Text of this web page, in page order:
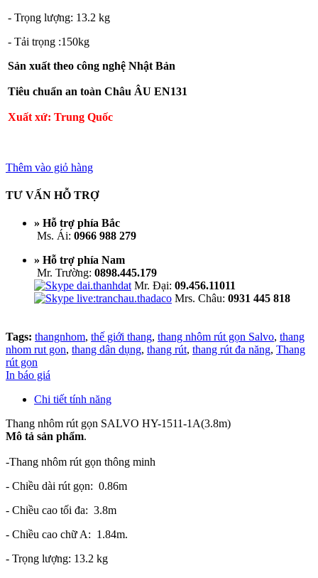
- Trọng lượng: 13.2 kg
- Tải trọng :150kg
Sản xuất theo công nghệ Nhật Bản
Tiêu chuẩn an toàn Châu ÂU EN131
Xuất xứ: Trung Quốc
Thêm vào giỏ hàng
TƯ VẤN HỖ TRỢ
» Hỗ trợ phía Bắc
Ms. Ái: 0966 988 279
» Hỗ trợ phía Nam
Mr. Trường: 0898.445.179
Mr. Đại: 09.456.11011
Mrs. Châu: 0931 445 818
Tags: thangnhom, thế giới thang, thang nhôm rút gọn Salvo, thang
nhom rut gon, thang dân dụng, thang rút, thang rút đa năng, Thang
rút gọn
In báo giá
Chi tiết tính năng
Thang nhôm rút gọn SALVO HY-1511-1A(3.8m)
Mô tả sản phẩm.
-Thang nhôm rút gọn thông minh
- Chiều dài rút gọn: 0.86m
- Chiều cao tối đa: 3.8m
- Chiều cao chữ A: 1.84m.
- Trọng lượng: 13.2 kg